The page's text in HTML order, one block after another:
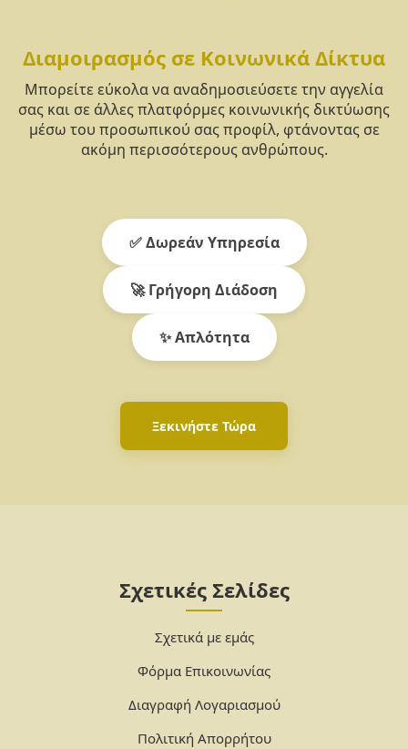
Διαμοιρασμός σε Κοινωνικά Δίκτυα
Μπορείτε εύκολα να αναδημοσιεύσετε την αγγελία
σας και σε άλλες πλατφόρμες κοινωνικής δικτύωσης
μέσω του προσωπικού σας προφίλ, φτάνοντας σε
ακόμη περισσότερους ανθρώπους.
✅ Δωρεάν Υπηρεσία
🚀 Γρήγορη Διάδοση
✨ Απλότητα
Ξεκινήστε Τώρα
Σχετικές Σελίδες
Σχετικά με εμάς
Φόρμα Επικοινωνίας
Διαγραφή Λογαριασμού
Πολιτική Απορρήτου